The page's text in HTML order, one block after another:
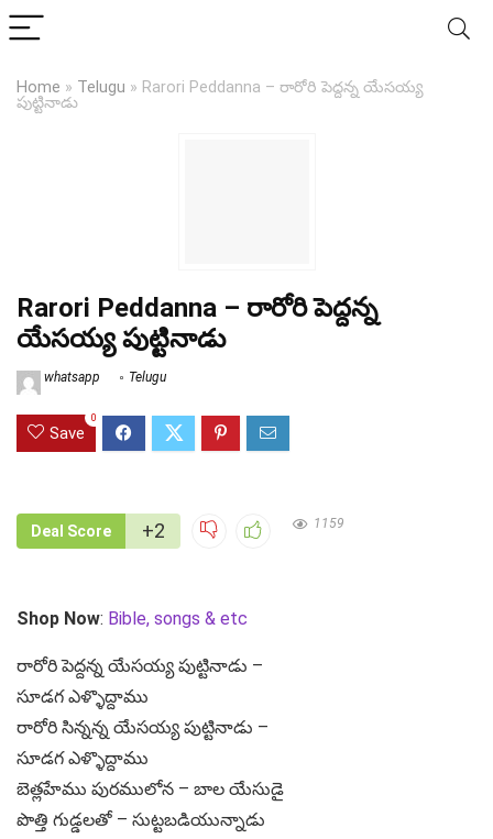
Home » Telugu » Rarori Peddanna – రారోరి పెద్దన్న యేసయ్య
పుట్టినాడు
Rarori Peddanna – రారోరి పెద్దన్న
యేసయ్య పుట్టినాడు
whatsapp Telugu
Save
0
Deal Score +2 1159
Shop Now: Bible, songs & etc
రారోరి పెద్దన్న యేసయ్య పుట్టినాడు –
సూడగ ఎళ్ళొద్దాము
రారోరి సిన్నన్న యేసయ్య పుట్టినాడు –
సూడగ ఎళ్ళొద్దాము
బెత్లహేము పురములోన – బాల యేసుడై
పొత్తి గుడ్డలతో – సుట్టబడియున్నాడు